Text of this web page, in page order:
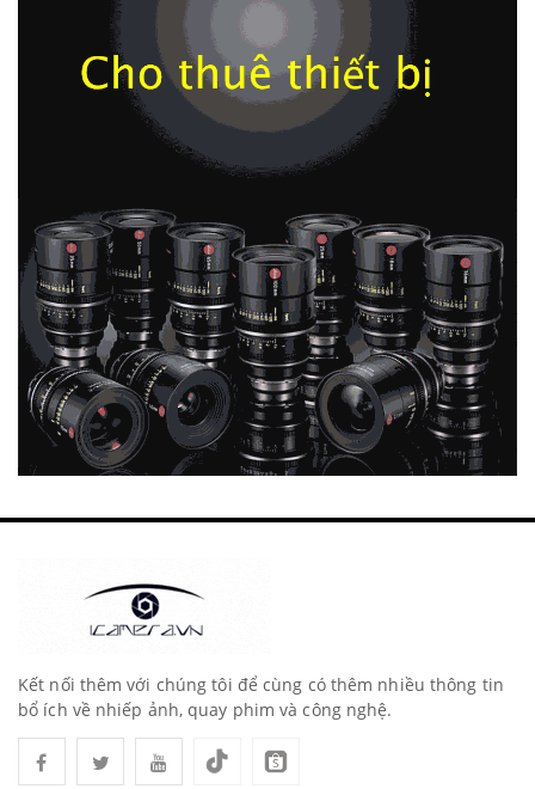
Kết nối thêm với chúng tôi để cùng có thêm nhiều thông tin
bổ ích về nhiếp ảnh, quay phim và công nghệ.